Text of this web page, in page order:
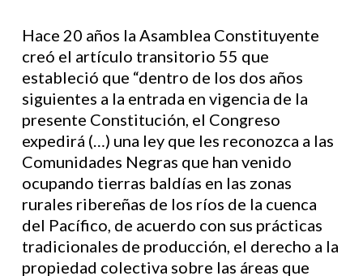
Hace 20 años la Asamblea Constituyente
creó el artículo transitorio 55 que
estableció que “dentro de los dos años
siguientes a la entrada en vigencia de la
presente Constitución, el Congreso
expedirá (…) una ley que les reconozca a las
Comunidades Negras que han venido
ocupando tierras baldías en las zonas
rurales ribereñas de los ríos de la cuenca
del Pacífico, de acuerdo con sus prácticas
tradicionales de producción, el derecho a la
propiedad colectiva sobre las áreas que